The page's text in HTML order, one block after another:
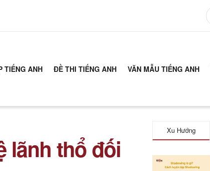
TIẾNG ANH ĐỀ THI TIẾNG ANH VĂN MẪU TIẾNG ANH
lãnh thổ đối
Xu Hướng